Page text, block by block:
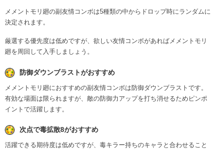
メメントモリ廻の副友情コンボは5種類の中からドロップ時にランダムに
決定されます。
厳選する優先度は低めですが、欲しい友情コンボがあればメメントモリ
廻を周回して入手しましょう。
防御ダウンブラストがおすすめ
メメントモリ廻におすすめの副友情コンボは防御ダウンブラストです。
有効な場面は限られますが、敵の防御力アップを打ち消せるためピンポ
イントで活躍します。
次点で毒拡散8がおすすめ
活躍できる期待度は低めですが、毒キラー持ちのキャラと合わせること